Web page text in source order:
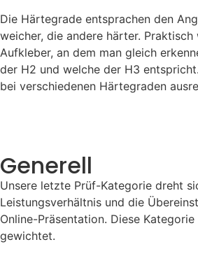
Die Härtegrade entsprachen den
weicher, die andere härter. Praktisch
Aufkleber, an dem man gleich
der H2 und welche der H3
bei verschiedenen Härtegraden
Generell
Unsere letzte Prüf-Kategorie dreht
Leistungsverhältnis und die
Online-Präsentation. Diese
gewichtet.